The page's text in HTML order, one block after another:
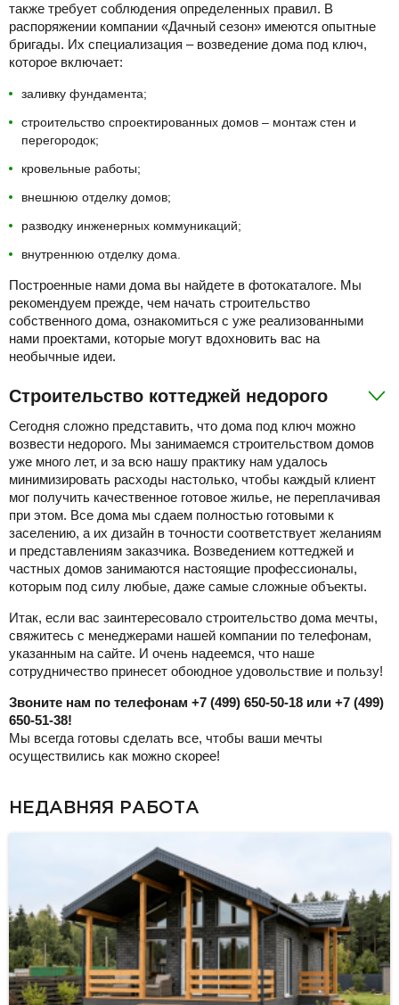
НЕДАВНЯЯ РАБОТА
также требует соблюдения определенных правил. В
распоряжении компании «Дачный сезон» имеются опытные
бригады. Их специализация – возведение дома под ключ,
которое включает:
заливку фундамента;
строительство спроектированных домов – монтаж стен и
перегородок;
кровельные работы;
внешнюю отделку домов;
разводку инженерных коммуникаций;
внутреннюю отделку дома.
Построенные нами дома вы найдете в фотокаталоге. Мы
рекомендуем прежде, чем начать строительство
собственного дома, ознакомиться с уже реализованными
нами проектами, которые могут вдохновить вас на
необычные идеи.
Строительство коттеджей недорого
Сегодня сложно представить, что дома под ключ можно
возвести недорого. Мы занимаемся строительством домов
уже много лет, и за всю нашу практику нам удалось
минимизировать расходы настолько, чтобы каждый клиент
мог получить качественное готовое жилье, не переплачивая
при этом. Все дома мы сдаем полностью готовыми к
заселению, а их дизайн в точности соответствует желаниям
и представлениям заказчика. Возведением коттеджей и
частных домов занимаются настоящие профессионалы,
которым под силу любые, даже самые сложные объекты.
Итак, если вас заинтересовало строительство дома мечты,
свяжитесь с менеджерами нашей компании по телефонам,
указанным на сайте. И очень надеемся, что наше
сотрудничество принесет обоюдное удовольствие и пользу!
Звоните нам по телефонам +7 (499) 650-50-18 или +7 (499)
650-51-38!
Мы всегда готовы сделать все, чтобы ваши мечты
осуществились как можно скорее!